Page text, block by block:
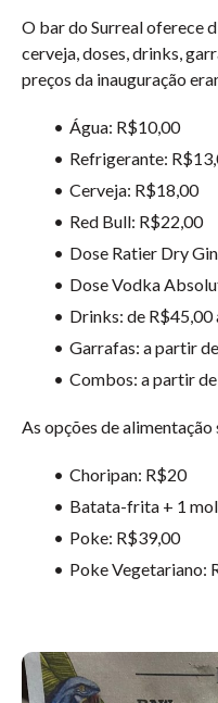
O bar do Surreal oferece
cerveja, doses, drinks,
preços da inauguração
Água: R$10,00
Refrigerante:
Cerveja: R$18,00
Red Bull: R$22,00
Dose Ratier Dry
Dose Vodka
Drinks: de R$45,00
Garrafas: a partir
Combos: a partir
As opções de alimentação
Choripan: R$20
Batata-frita + 1
Poke: R$39,00
Poke Vegetariano: